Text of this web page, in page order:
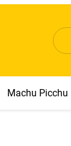
Machu Picchu